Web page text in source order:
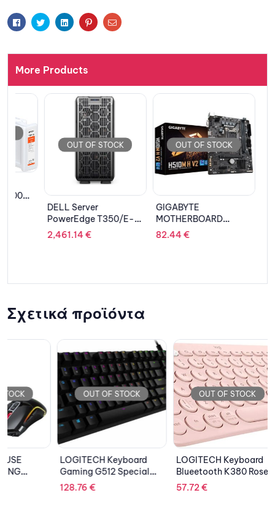
FacebookTwitterLinkedinPinterestEmail
More Products
OUT OF STOCK
DELL Server
PowerEdge T350/E-
(4C/8T)/16GB/480GB
2,461.14€
OUT OF STOCK
GIGABYTE
MOTHERBOARD
H510M H V2 ,1200
€
Σχετικά προϊόντα
OUT OF STOCK
LOGITECH Keyboard
Gaming G512 Special
OUT OF STOCK
LOGITECH Keyboard
Blueetooth K380 Rose
ASUS